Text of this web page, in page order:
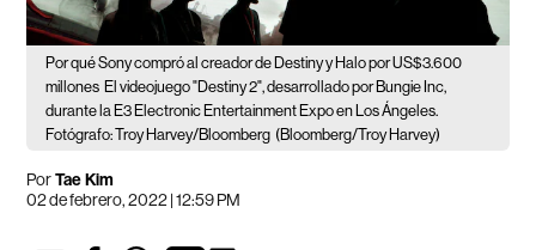
Por qué Sony compró al creador de Destiny y Halo por US$3.600
millones El videojuego "Destiny 2", desarrollado por Bungie Inc,
durante la E3 Electronic Entertainment Expo en Los Ángeles.
Fotógrafo: Troy Harvey/Bloomberg (Bloomberg/Troy Harvey)
PorTae Kim
02 de febrero, 2022 | 12:59 PM